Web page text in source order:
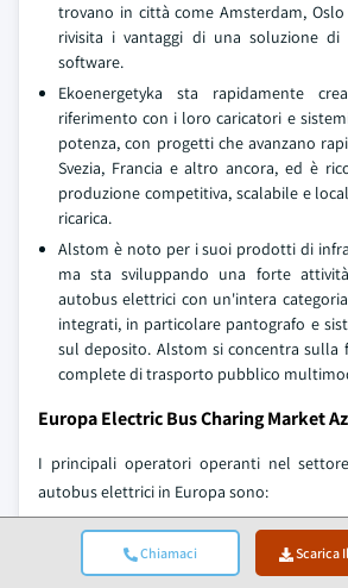
Chiamaci Scarica
trovano in città come Amsterdam, Oslo
rivisita i vantaggi di una soluzione di
software.
Ekoenergetyka sta rapidamente
riferimento con i loro caricatori e
potenza, con progetti che avanzano
Svezia, Francia e altro ancora, ed è
produzione competitiva, scalabile e
ricarica.
Alstom è noto per i suoi prodotti di
ma sta sviluppando una forte
autobus elettrici con un'intera
integrati, in particolare pantografo e
sul deposito. Alstom si concentra sulla
complete di trasporto pubblico
Europa Electric Bus Charing Market
I principali operatori operanti nel
autobus elettrici in Europa sono:
ABB